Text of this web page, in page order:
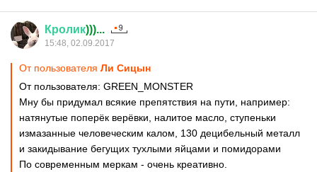
Кролик)))...
15:48, 02.09.2017
От пользователя Ли Сицын
От пользователя: GREEN_MONSTER
Мну бы придумал всякие препятствия на пути, например:
натянутые поперёк верёвки, налитое масло, ступеньки
измазанные человеческим калом, 130 децибельный металл
и закидывание бегущих тухлыми яйцами и помидорами
По современным меркам - очень креативно.